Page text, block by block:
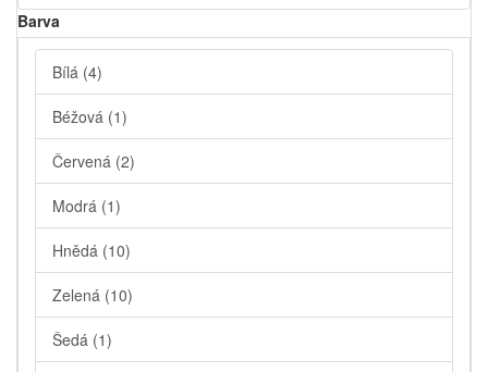
Barva
Bílá (4)
Béžová (1)
Červená (2)
Modrá (1)
Hnědá (10)
Zelená (10)
Šedá (1)